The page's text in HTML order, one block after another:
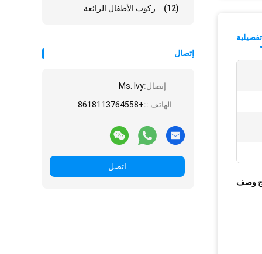
ركوب الأطفال الرائعة (12)
إتصال
إتصال:Ms. Ivy
الهاتف ::+8618113764558
اتصل
وصف